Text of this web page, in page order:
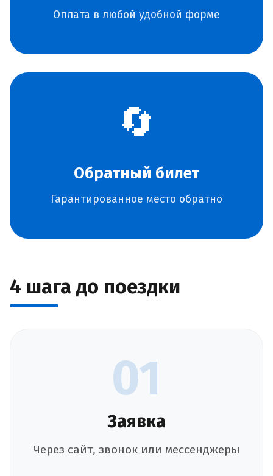
Оплата в любой удобной форме
🔄
Обратный билет
Гарантированное место обратно
4 шага до поездки
01
Заявка
Через сайт, звонок или мессенджеры